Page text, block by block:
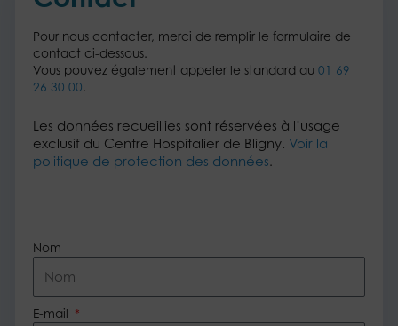
Pour nous contacter, merci de remplir le formulaire de
contact ci-dessous.
Vous pouvez également appeler le standard au01 69
26 30 00.
Les données recueillies sont réservées à l’usage
exclusif du Centre Hospitalier de Bligny. Voir la
politique de protection des données.
Nom
E-mail